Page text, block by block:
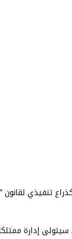
“الإسرائيلية”
إدارة